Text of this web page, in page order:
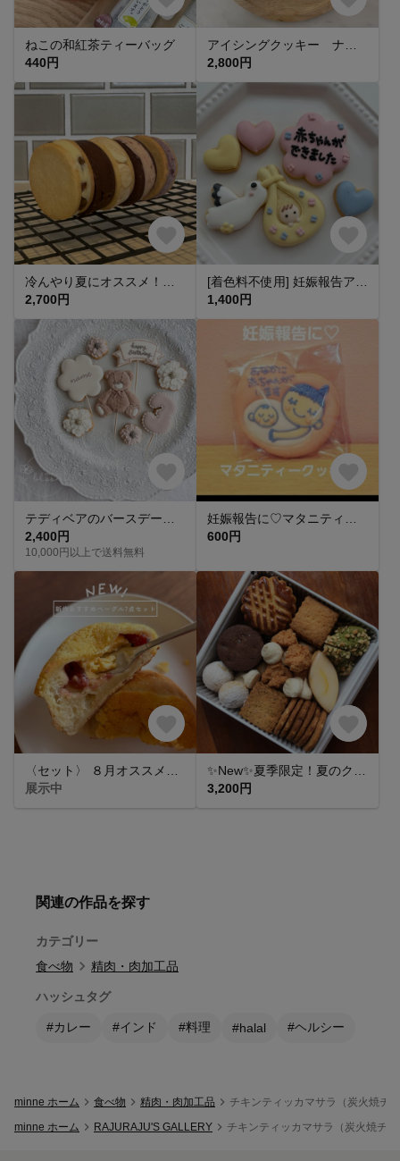
ねこの和紅茶ティーバッグ
440円
2,800円
2,700円
1,400円
2,400円
10,000円以上で送料無料
600円
展示中
3,200円
関連の作品を探す
カテゴリー
食べ物
精肉・肉加工品
ハッシュタグ
#カレー #インド #料理 #halal #ヘルシー
minne ホーム 食べ物 精肉・肉加工品
チキンティッカマサラ（炭火焼チ
minne ホーム
RAJURAJU'S GALLERY チキンティッカマサラ（炭火焼チ